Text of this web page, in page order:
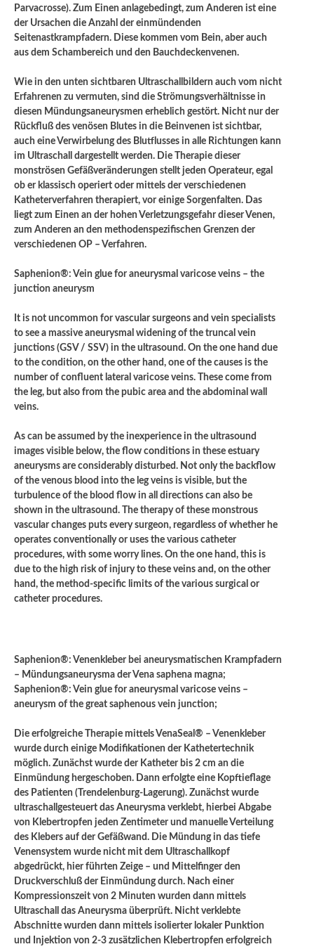
Parvacrosse). Zum Einen anlagebedingt, zum Anderen ist eine
der Ursachen die Anzahl der einmündenden
Seitenastkrampfadern. Diese kommen vom Bein, aber auch
aus dem Schambereich und den Bauchdeckenvenen.
Wie in den unten sichtbaren Ultraschallbildern auch vom nicht
Erfahrenen zu vermuten, sind die Strömungsverhältnisse in
diesen Mündungsaneurysmen erheblich gestört. Nicht nur der
Rückfluß des venösen Blutes in die Beinvenen ist sichtbar,
auch eine Verwirbelung des Blutflusses in alle Richtungen kann
im Ultraschall dargestellt werden. Die Therapie dieser
monströsen Gefäßveränderungen stellt jeden Operateur, egal
ob er klassisch operiert oder mittels der verschiedenen
Katheterverfahren therapiert, vor einige Sorgenfalten. Das
liegt zum Einen an der hohen Verletzungsgefahr dieser Venen,
zum Anderen an den methodenspezifischen Grenzen der
verschiedenen OP – Verfahren.
Saphenion®: Vein glue for aneurysmal varicose veins – the
junction aneurysm
It is not uncommon for vascular surgeons and vein specialists
to see a massive aneurysmal widening of the truncal vein
junctions (GSV / SSV) in the ultrasound. On the one hand due
to the condition, on the other hand, one of the causes is the
number of confluent lateral varicose veins. These come from
the leg, but also from the pubic area and the abdominal wall
veins.
As can be assumed by the inexperience in the ultrasound
images visible below, the flow conditions in these estuary
aneurysms are considerably disturbed. Not only the backflow
of the venous blood into the leg veins is visible, but the
turbulence of the blood flow in all directions can also be
shown in the ultrasound. The therapy of these monstrous
vascular changes puts every surgeon, regardless of whether he
operates conventionally or uses the various catheter
procedures, with some worry lines. On the one hand, this is
due to the high risk of injury to these veins and, on the other
hand, the method-specific limits of the various surgical or
catheter procedures.
Saphenion®: Venenkleber bei aneurysmatischen Krampfadern
– Mündungsaneurysma der Vena saphena magna;
Saphenion®: Vein glue for aneurysmal varicose veins –
aneurysm of the great saphenous vein junction;
Die erfolgreiche Therapie mittels VenaSeal® – Venenkleber
wurde durch einige Modifikationen der Kathetertechnik
möglich. Zunächst wurde der Katheter bis 2 cm an die
Einmündung hergeschoben. Dann erfolgte eine Kopftieflage
des Patienten (Trendelenburg-Lagerung). Zunächst wurde
ultraschallgesteuert das Aneurysma verklebt, hierbei Abgabe
von Klebertropfen jeden Zentimeter und manuelle Verteilung
des Klebers auf der Gefäßwand. Die Mündung in das tiefe
Venensystem wurde nicht mit dem Ultraschallkopf
abgedrückt, hier führten Zeige – und Mittelfinger den
Druckverschluß der Einmündung durch. Nach einer
Kompressionszeit von 2 Minuten wurden dann mittels
Ultraschall das Aneurysma überprüft. Nicht verklebte
Abschnitte wurden dann mittels isolierter lokaler Punktion
und Injektion von 2-3 zusätzlichen Klebertropfen erfolgreich